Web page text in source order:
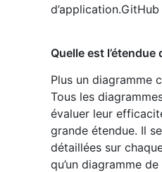
Quelle est l’étendue
Plus un diagramme
Tous les
évaluer leur
grande étendue. Il
détaillées sur
qu’un diagramme